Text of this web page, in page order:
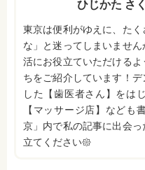
ひじかた さ
東京は便利がゆえに、た
な」と迷ってしまいませ
活にお役立ていただける
ちをご紹介しています！
した【歯医者さん】をは
【マッサージ店】なども
京」内で私の記事に出会
立てください𑁍